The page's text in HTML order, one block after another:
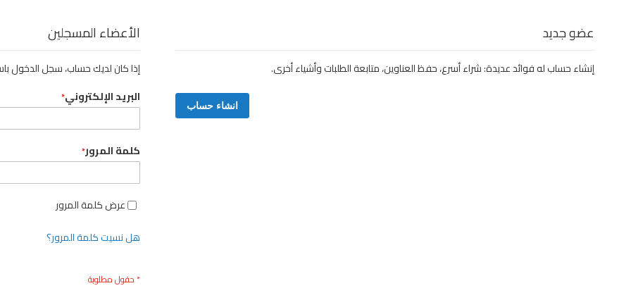
الأعضاء المسجلين
إذا كان لديك حساب، سجل الدخول
البريد الإلكتروني
كلمة المرور
عرض كلمة المرور
هل نسيت كلمة المرور؟
عضو جديد
إنشاء حساب له فوائد عديدة: شراء أسرع، حفظ العناوين، متابعة الطلبات وأشياء أخرى.
انشاء حساب